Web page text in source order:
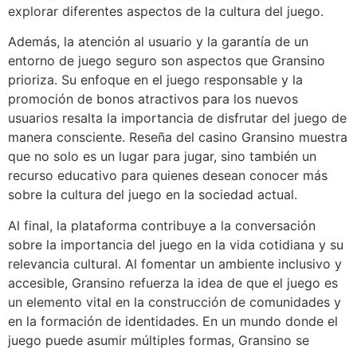
explorar diferentes aspectos de la cultura del juego.
Además, la atención al usuario y la garantía de un
entorno de juego seguro son aspectos que Gransino
prioriza. Su enfoque en el juego responsable y la
promoción de bonos atractivos para los nuevos
usuarios resalta la importancia de disfrutar del juego de
manera consciente. Reseña del casino Gransino muestra
que no solo es un lugar para jugar, sino también un
recurso educativo para quienes desean conocer más
sobre la cultura del juego en la sociedad actual.
Al final, la plataforma contribuye a la conversación
sobre la importancia del juego en la vida cotidiana y su
relevancia cultural. Al fomentar un ambiente inclusivo y
accesible, Gransino refuerza la idea de que el juego es
un elemento vital en la construcción de comunidades y
en la formación de identidades. En un mundo donde el
juego puede asumir múltiples formas, Gransino se